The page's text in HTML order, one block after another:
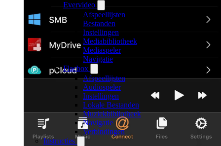
Evervideo
Afspeellijsten
Bestanden
Instellingen
Mediabibliotheek
Mediaspeler
Navigatie
Flacbox
Afspeellijsten
Audiospeler
Instellingen
Lokale Bestanden
Muziekbibliotheek
Navigatie
Verbindingen
Instructies